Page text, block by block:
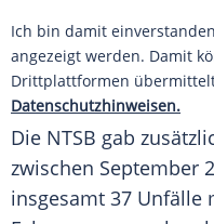
Ich bin damit
angezeigt werden. Damit
Drittplattformen
Datenschutzhinweisen.
Die NTSB gab
zwischen September
insgesamt 37 Unfälle